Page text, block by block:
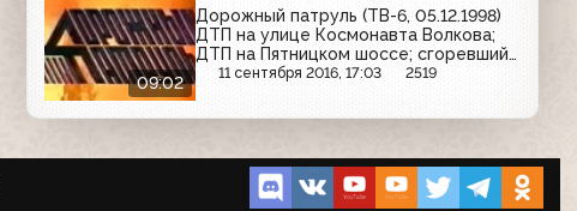
09:02
Дорожный патруль (ТВ-6, 05.12.1998)
ДТП на улице Космонавта Волкова;
ДТП на Пятницком шоссе; сгоревший
коттедж в Наро-Фоминском районе
11 сентября 2016, 17:03 2519